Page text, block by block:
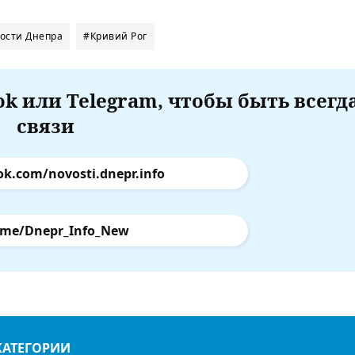
Днепра #Кривий Рог
или Telegram, чтобы быть
связи
novosti.dnepr.info
Dnepr_Info_New